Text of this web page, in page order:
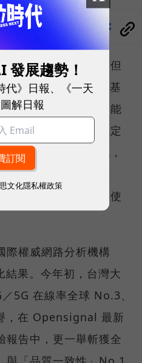
信服務的重要指標，但
活不可或缺的數位基
再快的網速，如果不能
動或室內空間維持穩定
用體驗，也因如此，
逐漸從追求測速數
地點都能穩定連線的使
際權威網路分析機構
果。今年初，台灣大
5G 在線率全球 No.3、
，在 Opensignal 最新
報告中，更一舉斬獲全
發展趨勢！
代》日報、《一天
解日報
文化隱私權政策